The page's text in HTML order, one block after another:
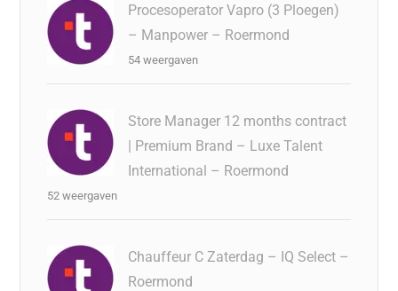
Procesoperator Vapro (3 Ploegen)
– Manpower – Roermond
54 weergaven
Store Manager 12 months contract
| Premium Brand – Luxe Talent
International – Roermond
52 weergaven
Chauffeur C Zaterdag – IQ Select –
Roermond